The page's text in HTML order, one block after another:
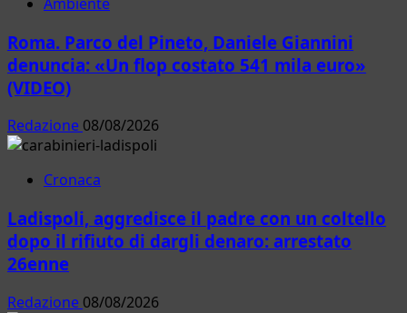
Roma. Parco del Pineto, Daniele Giannini
denuncia: «Un flop costato 541 mila euro»
(VIDEO)
Redazione 08/08/2026
Cronaca
Ladispoli, aggredisce il padre con un coltello
dopo il rifiuto di dargli denaro: arrestato
26enne
Redazione 08/08/2026